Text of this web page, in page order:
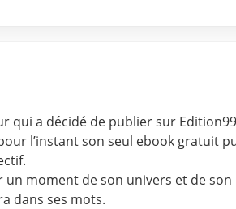
qui a décidé de publier sur
l’instant son seul ebook gratuit
moment de son univers et de
dans ses mots.